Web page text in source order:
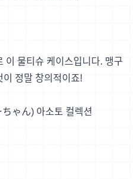
이 물티슈 케이스입니다. 맹구
이 정말 창의적이죠!
ゃん) 아소토 컬렉션